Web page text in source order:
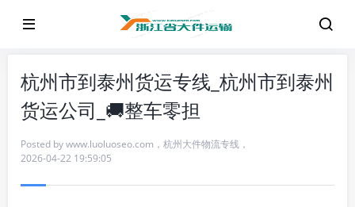
杭州市到泰州货运专线_杭州市到泰州
货运公司_🚚整车零担
Posted bywww.luoluoseo.com ， 杭州大件物流专线 ，
2026-04-22 19:59:05